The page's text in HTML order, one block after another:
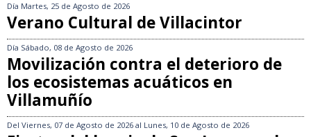
Día Martes, 25 de Agosto de 2026
Verano Cultural de Villacintor
Día Sábado, 08 de Agosto de 2026
Movilización contra el deterioro de
los ecosistemas acuáticos en
Villamuñío
Del Viernes, 07 de Agosto de 2026 al Lunes, 10 de Agosto de 2026